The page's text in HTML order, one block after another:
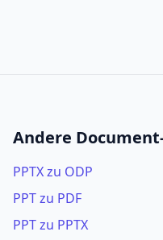
Andere
PPTX zu ODP
PPT zu PDF
PPT zu PPTX